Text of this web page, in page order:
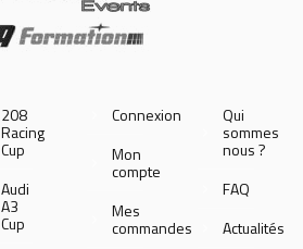
208
Racing
Cup
Audi
A3
Cup
Connexion
Mon
compte
Mes
commandes
Qui
sommes
nous ?
FAQ
Actualités